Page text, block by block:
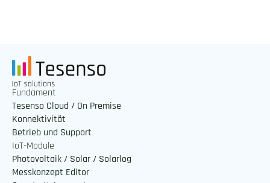
Fundament
Tesenso Cloud / On Premise
Konnektivität
Betrieb und Support
IoT-Module
Photovoltaik / Solar / Solarlog
Messkonzept Editor